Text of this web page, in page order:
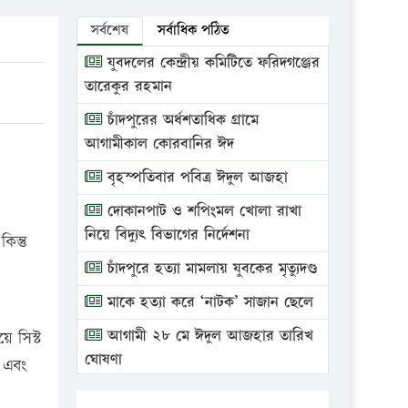
সিস্ট
সর্বশেষ সর্বাধিক পঠিত
যুবদলের কেন্দ্রীয় কমিটিতে ফরিদগঞ্জের
তারেকুর রহমান
চাঁদপুরের অর্ধশতাধিক গ্রামে
আগামীকাল কোরবানির ঈদ
বৃহস্পতিবার পবিত্র ঈদুল আজহা
দোকানপাট ও শপিংমল খোলা রাখা
নিয়ে বিদ্যুৎ বিভাগের নির্দেশনা
চাঁদপুরে হত্যা মামলায় যুবকের মৃত্যুদণ্ড
মাকে হত্যা করে ‘নাটক’ সাজান ছেলে
আগামী ২৮ মে ঈদুল আজহার তারিখ
ঘোষণা